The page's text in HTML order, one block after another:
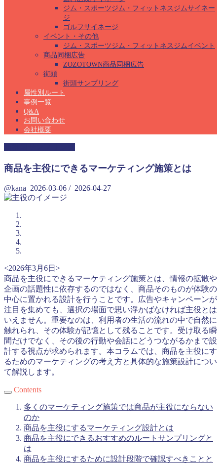
ジム・スポーツジム・フィットネスジムサイネー
ジ
ゴルフサイネージ
イベント・その他
ジム・スポーツジム・フィットネスジムイベント
商品同梱広告
ZOZOTOWN商品同梱広告
街頭
街頭サンプリング
属性別ルート
事例一覧
Q&A
お問い合わせ
会社概要
商品を主役にできるマーケティング施策とは
@kana 2026-03-06 / 2026-04-27
<2026年3月6日>
商品を主役にできるマーケティング施策とは、情報の拡散や
企画の話題性に依存するのではなく、商品そのものが体験の
中心に置かれる設計を行うことです。広告やキャンペーンが
注目を集めても、選択の場面で思い浮かばなければ主役とは
いえません。重要なのは、利用者の生活の流れの中で自然に
触れられ、その体験が記憶として残ることです。受け取る瞬
間だけでなく、その後の行動や会話にどうつながるかまで設
計する視点が求められます。本コラムでは、商品を主役にす
るためのマーケティングの考え方と具体的な施策設計につい
て解説します。
Contents
多くのマーケティング施策では商品が主役にならない
のか
商品を主役にするマーケティング設計とは
商品を主役にできるおすすめのルートサンプリングと
は
商品を主役にするために設計段階で確認すべきことと